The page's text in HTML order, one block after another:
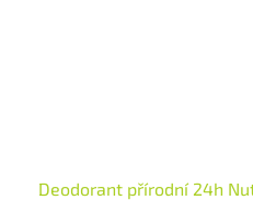
Deodorant přírodní 24h